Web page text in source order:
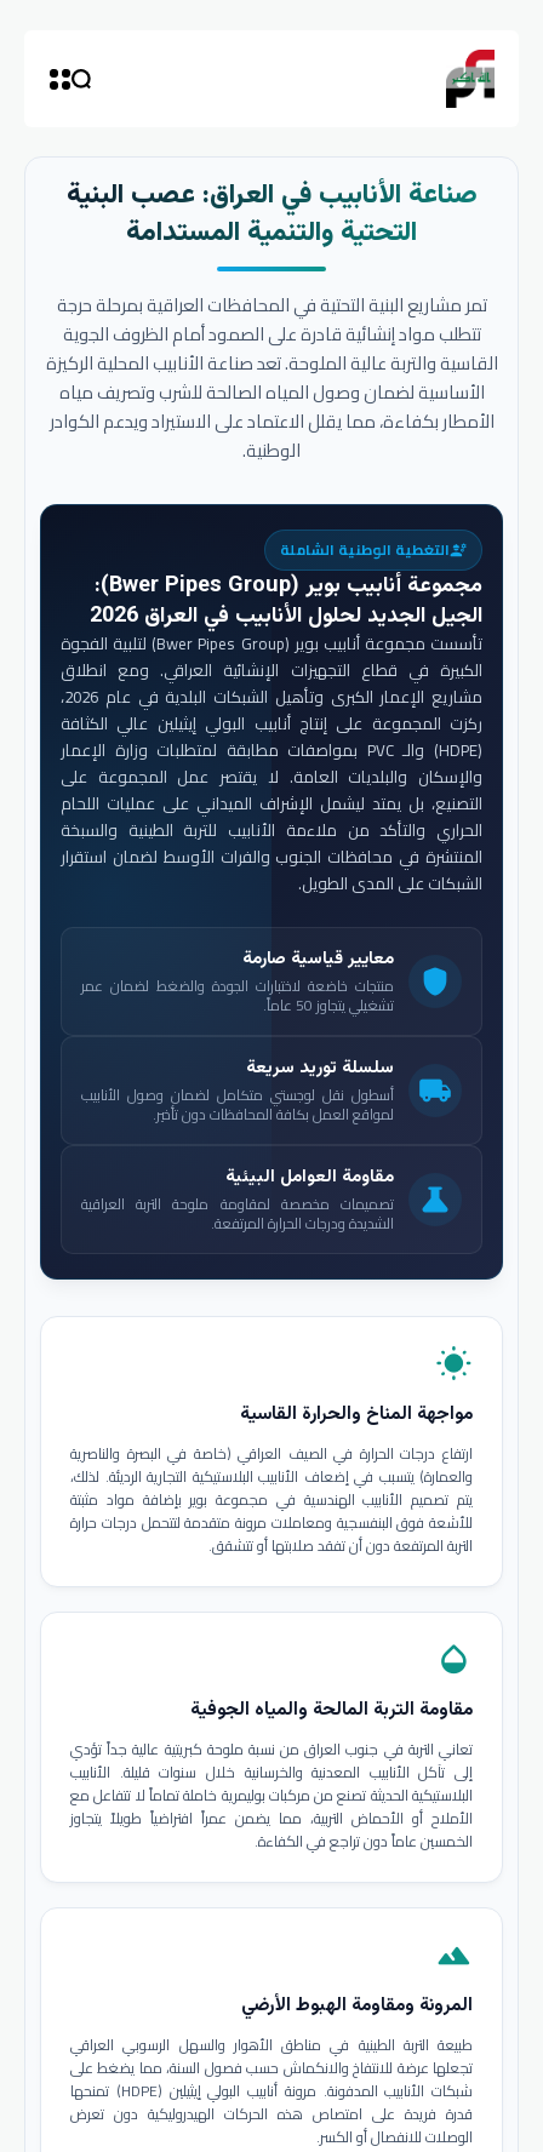
صناعة الأنابيب في العراق: عصب البنية
التحتية والتنمية المستدامة
تمر مشاريع البنية التحتية في المحافظات العراقية بمرحلة حرجة
تتطلب مواد إنشائية قادرة على الصمود أمام الظروف الجوية
القاسية والتربة عالية الملوحة. تعد صناعة الأنابيب المحلية الركيزة
الأساسية لضمان وصول المياه الصالحة للشرب وتصريف مياه
الأمطار بكفاءة، مما يقلل الاعتماد على الاستيراد ويدعم الكوادر
الوطنية.
engineeringالتغطية الوطنية الشاملة
مجموعة أنابيب بوير (Bwer Pipes Group)
:
الجيل الجديد لحلول الأنابيب في العراق 2026
تأسست مجموعة أنابيب بوير (Bwer Pipes Group) لتلبية الفجوة
الكبيرة في قطاع التجهيزات الإنشائية العراقي. ومع انطلاق
مشاريع الإعمار الكبرى وتأهيل الشبكات البلدية في عام 2026،
ركزت المجموعة على إنتاج أنابيب البولي إيثيلين عالي الكثافة
(HDPE) والـ PVC بمواصفات مطابقة لمتطلبات وزارة الإعمار
والإسكان والبلديات العامة. لا يقتصر عمل المجموعة على
التصنيع، بل يمتد ليشمل الإشراف الميداني على عمليات اللحام
الحراري والتأكد من ملاءمة الأنابيب للتربة الطينية والسبخة
المنتشرة في محافظات الجنوب والفرات الأوسط لضمان استقرار
الشبكات على المدى الطويل.
shield
معايير قياسية صارمة
منتجات خاضعة لاختبارات الجودة والضغط لضمان عمر
تشغيلي يتجاوز 50 عاماً.
local_shipping
سلسلة توريد سريعة
أسطول نقل لوجستي متكامل لضمان وصول الأنابيب
لمواقع العمل بكافة المحافظات دون تأخير.
science
مقاومة العوامل البيئية
تصميمات مخصصة لمقاومة ملوحة التربة العراقية
الشديدة ودرجات الحرارة المرتفعة.
wb_sunny
مواجهة المناخ والحرارة القاسية
ارتفاع درجات الحرارة في الصيف العراقي (خاصة في البصرة والناصرية
والعمارة) يتسبب في إضعاف الأنابيب البلاستيكية التجارية الرديئة. لذلك،
يتم تصميم الأنابيب الهندسية في مجموعة بوير بإضافة مواد مثبتة
للأشعة فوق البنفسجية ومعاملات مرونة متقدمة لتتحمل درجات حرارة
التربة المرتفعة دون أن تفقد صلابتها أو تتشقق.
opacity
مقاومة التربة المالحة والمياه الجوفية
تعاني التربة في جنوب العراق من نسبة ملوحة كبريتية عالية جداً تؤدي
إلى تآكل الأنابيب المعدنية والخرسانية خلال سنوات قليلة. الأنابيب
البلاستيكية الحديثة تصنع من مركبات بوليمرية خاملة تماماً لا تتفاعل مع
الأملاح أو الأحماض التربية، مما يضمن عمراً افتراضياً طويلاً يتجاوز
الخمسين عاماً دون تراجع في الكفاءة.
terrain
المرونة ومقاومة الهبوط الأرضي
طبيعة التربة الطينية في مناطق الأهوار والسهل الرسوبي العراقي
تجعلها عرضة للانتفاخ والانكماش حسب فصول السنة، مما يضغط على
شبكات الأنابيب المدفونة. مرونة أنابيب البولي إيثيلين (HDPE) تمنحها
قدرة فريدة على امتصاص هذه الحركات الهيدروليكية دون تعرض
الوصلات للانفصال أو الكسر.